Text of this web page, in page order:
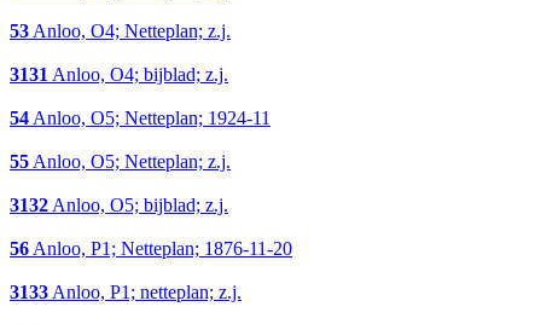
53Anloo, O4; Netteplan; z.j.
3131Anloo, O4; bijblad; z.j.
54Anloo, O5; Netteplan; 1924-11
55Anloo, O5; Netteplan; z.j.
3132Anloo, O5; bijblad; z.j.
56Anloo, P1; Netteplan; 1876-11-20
3133Anloo, P1; netteplan; z.j.